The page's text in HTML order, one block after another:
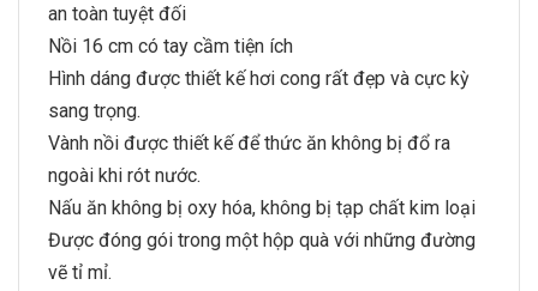
an toàn tuyệt đối
Nồi 16 cm có tay cầm tiện ích
Hình dáng được thiết kế hơi cong rất đẹp và cực kỳ
sang trọng.
Vành nồi được thiết kế để thức ăn không bị đổ ra
ngoài khi rót nước.
Nấu ăn không bị oxy hóa, không bị tạp chất kim loại
Được đóng gói trong một hộp quà với những đường
vẽ tỉ mỉ.